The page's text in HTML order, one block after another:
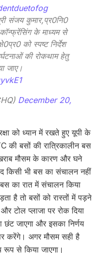
संजय कुमार,प्र0नि0
कॉन्फ्रेंसिंग के माध्यम से
को स्पष्ट निर्देश
की रोकथाम हेतु
जाए।
December 20,
को ध्यान में रखते हुए यूपी के
की बसों की रात्रिकालीन बस
मौसम के कारण और घने
किसी भी बस का संचालन नहीं
का रात में संचालन किया
है तो बसों को रास्तों में पड़ने
टोल प्लाजा पर रोक दिया
छंट जाएगा और इसका निर्णय
करेंगे। अगर मौसम सही है
रूप से किया जाएगा।